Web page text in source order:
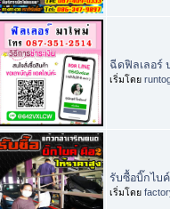
ฉีดฟิลเลอร์
เริ่มโดย
รับซื้อบิ๊กไบ
เริ่มโดย